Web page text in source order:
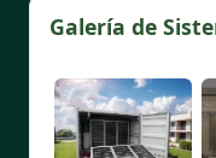
Galería de